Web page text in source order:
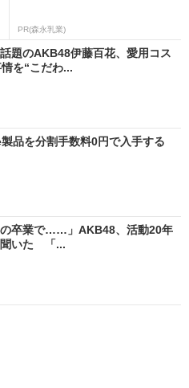
PR(森永乳業)
話題のAKB48伊藤百花、愛用コス
を“こだわ...
品を分割手数料0円で入手する
の卒業で……」AKB48、活動20年
聞いた 「...